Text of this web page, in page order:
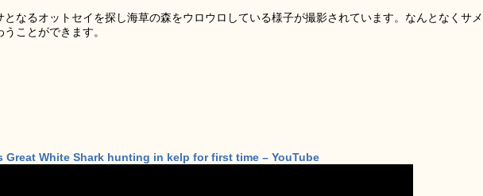
となるオットセイを探し海草の森をウロウロしている様子が撮影されています。なんとなくサメ
ことができます。
Great White Shark hunting in kelp for first time – YouTube